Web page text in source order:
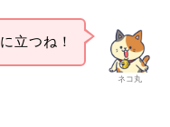
ネコ丸
立つね！